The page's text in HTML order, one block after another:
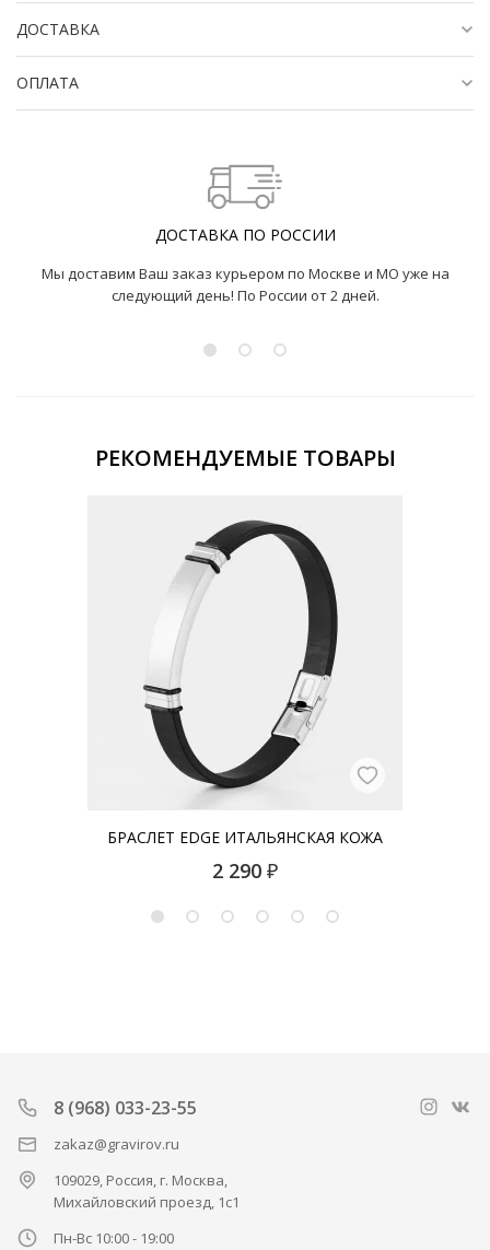
ДОСТАВКА
ОПЛАТА
ДОСТАВКА ПО РОССИИ
Мы доставим Ваш заказ курьером по Москве и МО уже на
следующий день! По России от 2 дней.
РЕКОМЕНДУЕМЫЕ ТОВАРЫ
БРАСЛЕТ EDGE ИТАЛЬЯНСКАЯ КОЖА
2 290 ₽
8 (968) 033-23-55
zakaz@gravirov.ru
109029, Россия, г. Москва,
Михайловский проезд, 1с1
Пн-Вс 10:00 - 19:00